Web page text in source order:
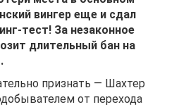
вингер еще и сдал
тест! За незаконное
длительный бан на
признать — Шахтер
от перехода